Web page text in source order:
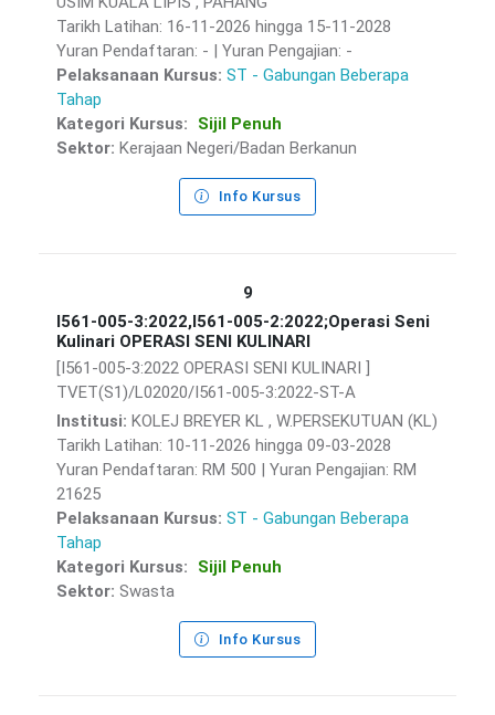
Tarikh Latihan: 16-11-2026 hingga 15-11-2028
Yuran Pendaftaran: - | Yuran Pengajian: -
Pelaksanaan Kursus: ST - Gabungan Beberapa
Tahap
Kategori Kursus:
Sijil Penuh
Sektor: Kerajaan Negeri/Badan Berkanun
Info Kursus
9
I561-005-3:2022,I561-005-2:2022;Operasi Seni
Kulinari OPERASI SENI KULINARI
[I561-005-3:2022 OPERASI SENI KULINARI ]
TVET(S1)/L02020/I561-005-3:2022-ST-A
Institusi: KOLEJ BREYER KL , W.PERSEKUTUAN (KL)
Tarikh Latihan: 10-11-2026 hingga 09-03-2028
Yuran Pendaftaran: RM 500 | Yuran Pengajian: RM
21625
Pelaksanaan Kursus: ST - Gabungan Beberapa
Tahap
Kategori Kursus:
Sijil Penuh
Sektor: Swasta
Info Kursus